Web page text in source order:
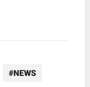
NEWS